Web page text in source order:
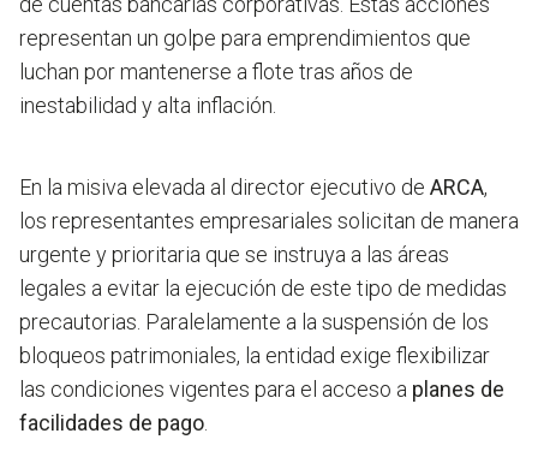
representan un golpe para emprendimientos que
luchan por mantenerse a flote tras años de
inestabilidad y alta inflación.
En la misiva elevada al director ejecutivo de ARCA,
los representantes empresariales solicitan de manera
urgente y prioritaria que se instruya a las áreas
legales a evitar la ejecución de este tipo de medidas
precautorias. Paralelamente a la suspensión de los
bloqueos patrimoniales, la entidad exige flexibilizar
las condiciones vigentes para el acceso a planes de
facilidades de pago